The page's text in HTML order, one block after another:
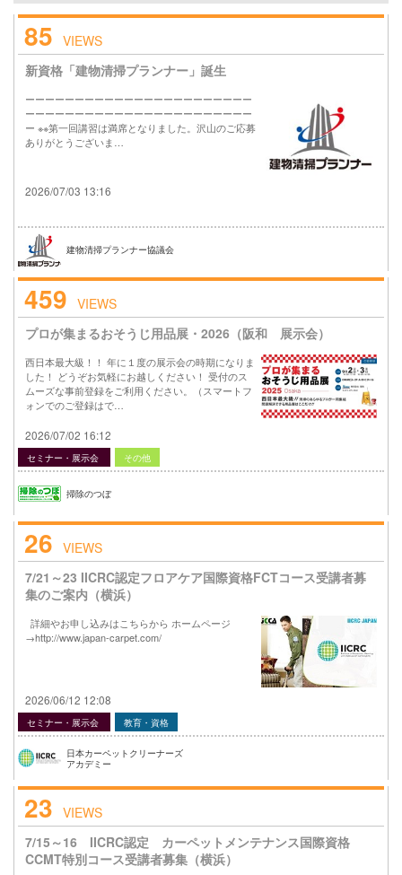
85 VIEWS
新資格「建物清掃プランナー」誕生
ーーーーーーーーーーーーーーーーーーーーーーー
ーーーーーーーーーーーーーーーーーーーーーーー
ー ※※第一回講習は満席となりました。沢山のご応募
ありがとうございま…
2026/07/03 13:16
建物清掃プランナー協議会
459 VIEWS
プロが集まるおそうじ用品展・2026（阪和 展示会）
西日本最大級！！ 年に１度の展示会の時期になりま
した！ どうぞお気軽にお越しください！ 受付のス
ムーズな事前登録をご利用ください。（スマートフ
ォンでのご登録はで…
2026/07/02 16:12
セミナー・展示会 その他
掃除のつぼ
26 VIEWS
7/21～23 IICRC認定フロアケア国際資格FCTコース受講者募
集のご案内（横浜）
詳細やお申し込みはこちらから ホームページ
→http://www.japan-carpet.com/
2026/06/12 12:08
セミナー・展示会 教育・資格
日本カーペットクリーナーズ
アカデミー
23 VIEWS
7/15～16 IICRC認定 カーペットメンテナンス国際資格
CCMT特別コース受講者募集（横浜）